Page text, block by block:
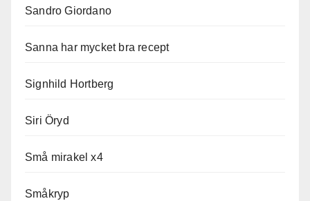
Sandro Giordano
Sanna har mycket bra recept
Signhild Hortberg
Siri Öryd
Små mirakel x4
Småkryp